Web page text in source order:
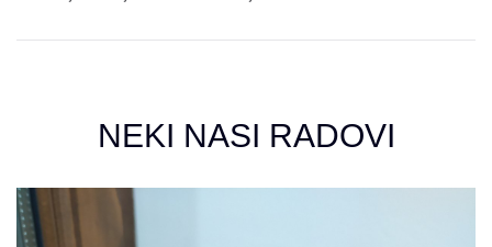
NEKI NASI RADOVI